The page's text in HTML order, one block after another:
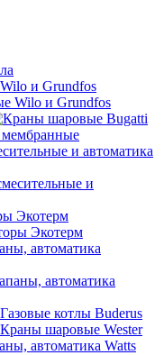
и Grundfos
и автоматика
Экотерм
автоматика
автоматика Watts